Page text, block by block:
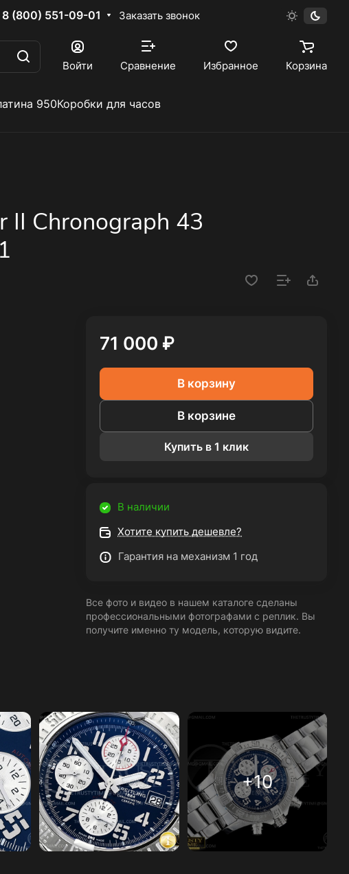
8 (800) 551-09-01 Заказать звонок
Войти Сравнение Избранное Корзина
950Коробки для часов
II Chronograph 43
71 000 ₽
В корзину
В корзине
Купить в 1 клик
В наличии
Хотите купить дешевле?
Гарантия на механизм 1 год
Все фото и видео в нашем каталоге сделаны
профессиональными фотографами с реплик. Вы
получите именно ту модель, которую видите.